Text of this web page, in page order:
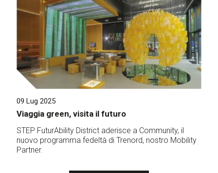
09 Lug 2025
Viaggia green, visita il futuro
STEP FuturAbility District aderisce a Community, il
nuovo programma fedeltà di Trenord, nostro Mobility
Partner.